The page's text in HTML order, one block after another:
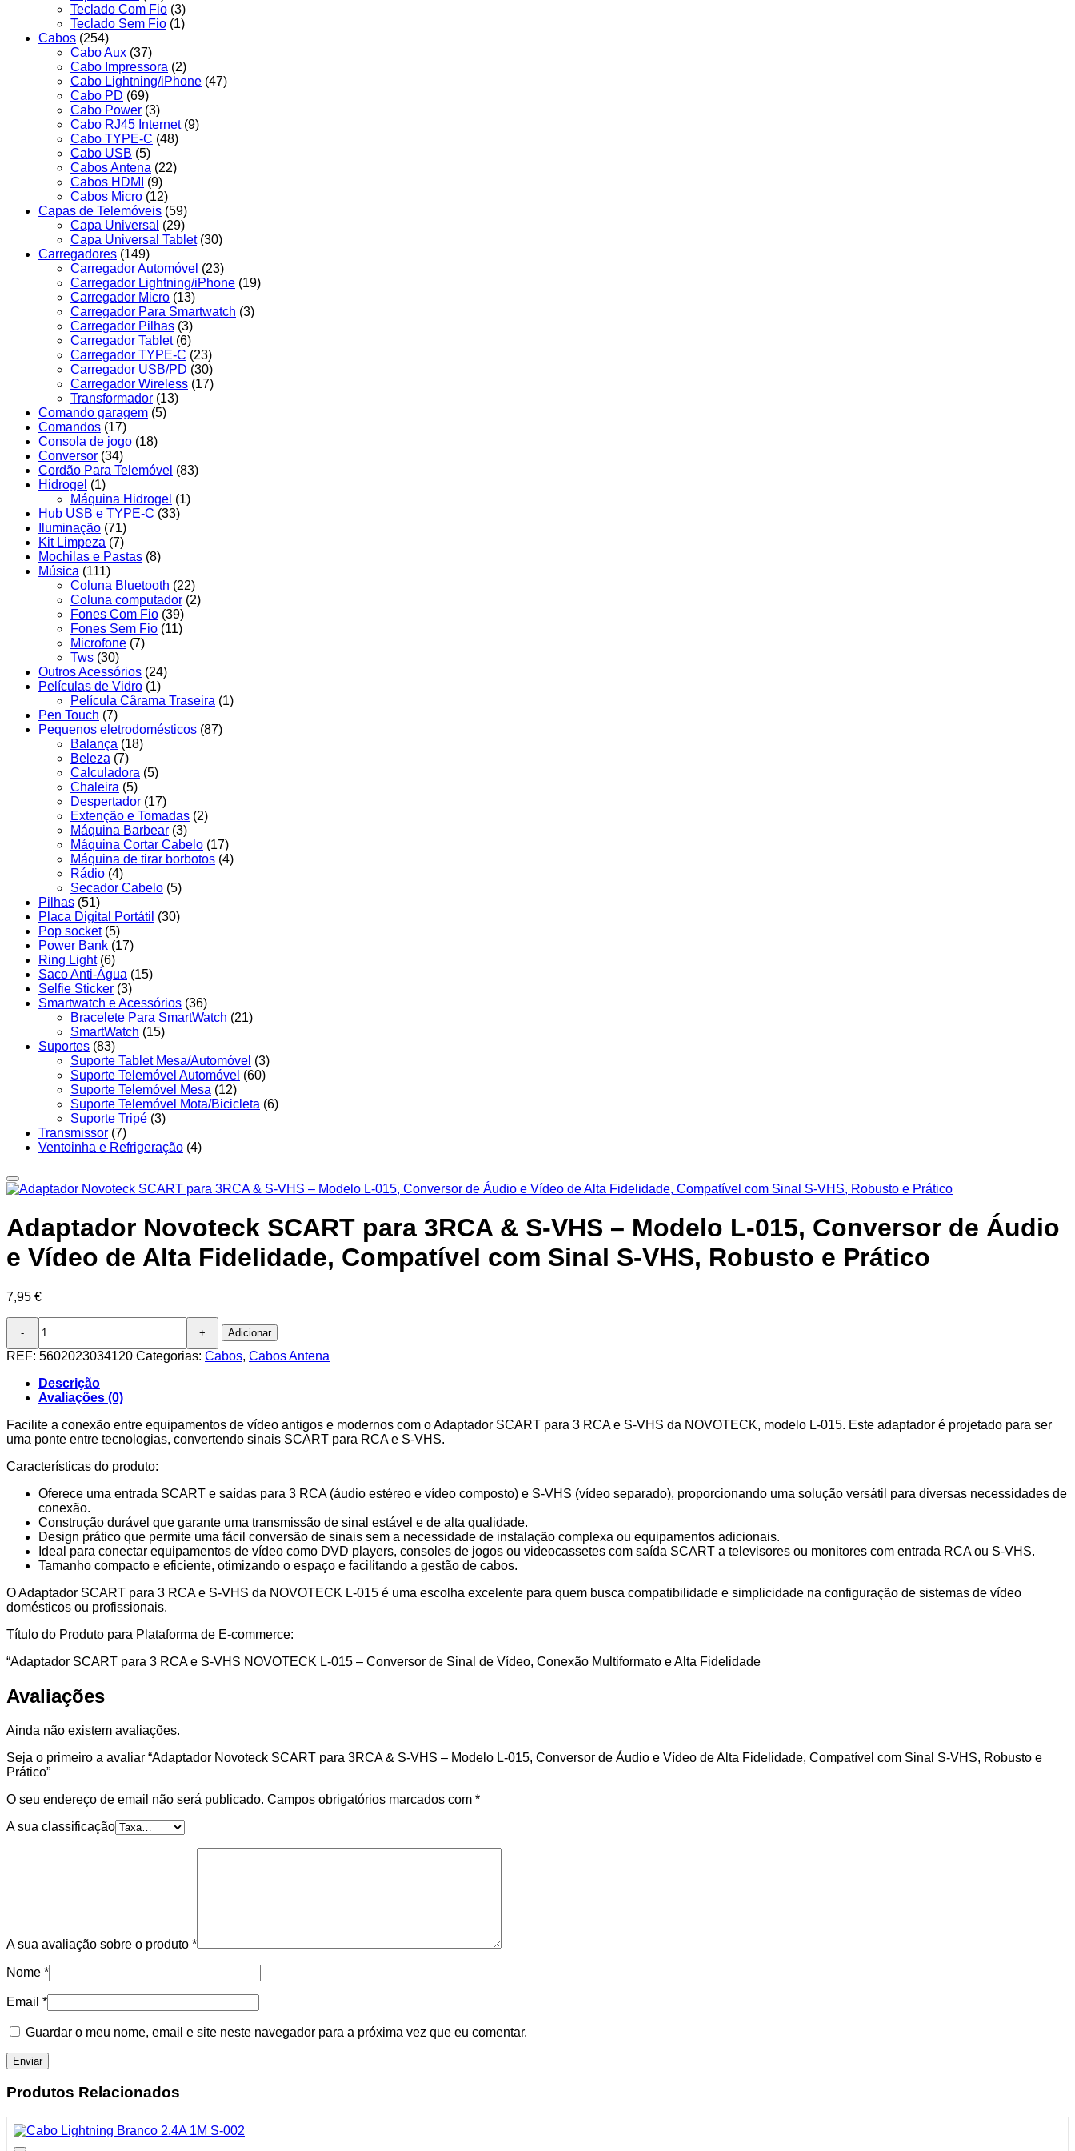
Teclado Com Fio (3)
Teclado Sem Fio (1)
Cabos (254)
Cabo Aux (37)
Cabo Impressora (2)
Cabo Lightning/iPhone (47)
Cabo PD (69)
Cabo Power (3)
Cabo RJ45 Internet (9)
Cabo TYPE-C (48)
Cabo USB (5)
Cabos Antena (22)
Cabos HDMI
(9)
Cabos Micro (12)
Capas de Telemóveis (59)
Capa Universal (29)
Capa Universal Tablet (30)
Carregadores (149)
Carregador Automóvel (23)
Carregador Lightning/iPhone (19)
Carregador Micro (13)
Carregador Para Smartwatch (3)
Carregador Pilhas (3)
Carregador Tablet (6)
Carregador TYPE-C (23)
Carregador USB/PD (30)
Carregador Wireless (17)
Transformador (13)
Comando garagem (5)
Comandos (17)
Consola de jogo (18)
Conversor (34)
Cordão Para Telemóvel (83)
Hidrogel (1)
Máquina Hidrogel (1)
Hub USB e TYPE-C (33)
Iluminação (71)
Kit Limpeza (7)
Mochilas e Pastas (8)
Música (111)
Coluna Bluetooth (22)
Coluna computador (2)
Fones Com Fio (39)
Fones Sem Fio (11)
Microfone (7)
Tws (30)
Outros Acessórios (24)
Películas de Vidro (1)
Película Cârama Traseira (1)
Pen Touch (7)
Pequenos eletrodomésticos (87)
Balança (18)
Beleza (7)
Calculadora (5)
Chaleira (5)
Despertador (17)
Extenção e Tomadas (2)
Máquina Barbear (3)
Máquina Cortar Cabelo (17)
Máquina de tirar borbotos (4)
Rádio (4)
Secador Cabelo (5)
Pilhas (51)
Placa Digital Portátil (30)
Pop socket (5)
Power Bank (17)
Ring Light (6)
Saco Anti-Água (15)
Selfie Sticker (3)
Smartwatch e Acessórios (36)
Bracelete Para SmartWatch (21)
SmartWatch (15)
Suportes (83)
Suporte Tablet Mesa/Automóvel (3)
Suporte Telemóvel Automóvel (60)
Suporte Telemóvel Mesa (12)
Suporte Telemóvel Mota/Bicicleta (6)
Suporte Tripé (3)
Transmissor (7)
Ventoinha e Refrigeração (4)
Adaptador Novoteck SCART para 3RCA & S-VHS – Modelo L-015, Conversor de Áudio
e Vídeo de Alta Fidelidade, Compatível com Sinal S-VHS, Robusto e Prático
7,95 €
Quantidade
Adaptador
SCART
para
&
S-
–
Conversor
Áudio
de
Alta
Fidelidade,
Compatível
com
Sinal
VHS,
e
Adicionar
REF: 5602023034120 Categorias: Cabos, Cabos Antena
Descrição
Avaliações (0)
Facilite a conexão entre equipamentos de vídeo antigos e modernos com o Adaptador SCART para 3 RCA e S-VHS da NOVOTECK, modelo L-015. Este adaptador é projetado para ser
uma ponte entre tecnologias, convertendo sinais SCART para RCA e S-VHS.
Características do produto:
Oferece uma entrada SCART e saídas para 3 RCA (áudio estéreo e vídeo composto) e S-VHS (vídeo separado), proporcionando uma solução versátil para diversas necessidades de
conexão.
Construção durável que garante uma transmissão de sinal estável e de alta qualidade.
Design prático que permite uma fácil conversão de sinais sem a necessidade de instalação complexa ou equipamentos adicionais.
Ideal para conectar equipamentos de vídeo como DVD players, consoles de jogos ou videocassetes com saída SCART a televisores ou monitores com entrada RCA ou S-VHS.
Tamanho compacto e eficiente, otimizando o espaço e facilitando a gestão de cabos.
O Adaptador SCART para 3 RCA e S-VHS da NOVOTECK L-015 é uma escolha excelente para quem busca compatibilidade e simplicidade na configuração de sistemas de vídeo
domésticos ou profissionais.
Título do Produto para Plataforma de E-commerce:
“Adaptador SCART para 3 RCA e S-VHS NOVOTECK L-015 – Conversor de Sinal de Vídeo, Conexão Multiformato e Alta Fidelidade
Avaliações
Ainda não existem avaliações.
Seja o primeiro a avaliar “Adaptador Novoteck SCART para 3RCA & S-VHS – Modelo L-015, Conversor de Áudio e Vídeo de Alta Fidelidade, Compatível com Sinal S-VHS, Robusto e
Prático”
O seu endereço de email não será publicado. Campos obrigatórios marcados com *
A sua classificação
A sua avaliação sobre o produto *
Nome *
Email *
Guardar o meu nome, email e site neste navegador para a próxima vez que eu comentar.
Produtos Relacionados